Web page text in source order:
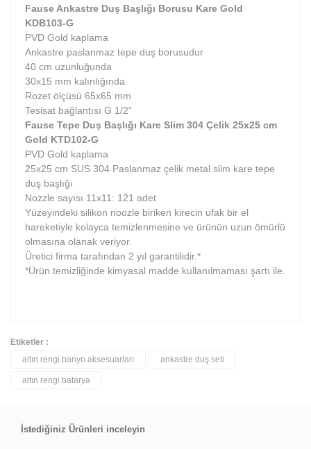
Fause Ankastre Duş Başlığı Borusu Kare Gold
KDB103-G
PVD Gold kaplama
Ankastre paslanmaz tepe duş borusudur
40 cm uzunluğunda
30x15 mm kalınlığında
Rozet ölçüsü 65x65 mm
Tesisat bağlantısı G 1/2”
Fause Tepe Duş Başlığı Kare Slim 304 Çelik 25x25 cm
Gold KTD102-G
PVD Gold kaplama
25x25 cm SUS 304 Paslanmaz çelik metal slim kare tepe
duş başlığı
Nozzle sayısı 11x11: 121 adet
Yüzeyindeki silikon noozle biriken kirecin ufak bir el
hareketiyle kolayca temizlenmesine ve ürünün uzun ömürlü
olmasına olanak veriyor.
Üretici firma tarafından 2 yıl garantilidir.*
*Ürün temizliğinde kimyasal madde kullanılmaması şartı ile.
Bu ürüne ilk yorumu siz yapın!
Etiketler :
altın rengi banyo aksesuarları
ankastre duş seti
altın rengi batarya
İstediğiniz Ürünleri inceleyin